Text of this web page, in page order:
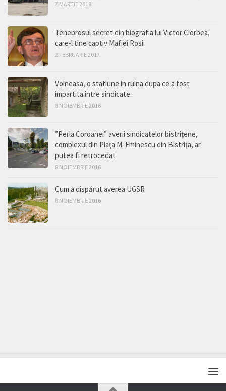
7 MARTIE 2018
Tenebrosul secret din biografia lui Victor Ciorbea,
care-l tine captiv Mafiei Rosii
2 FEBRUARIE 2017
Voineasa, o statiune in ruina dupa ce a fost
impartita intre sindicate.
8 NOIEMBRIE 2016
”Perla Coroanei” averii sindicatelor bistriţene,
complexul din Piaţa M. Eminescu din Bistriţa, ar
putea fi retrocedat
8 NOIEMBRIE 2016
Cum a dispărut averea UGSR
8 NOIEMBRIE 2016